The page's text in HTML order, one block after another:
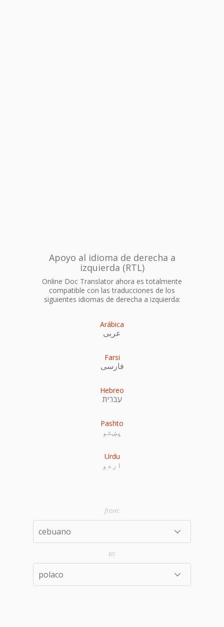
Apoyo al idioma de derecha a
izquierda (RTL)
Online Doc Translator ahora es totalmente
compatible con las traducciones de los
siguientes idiomas de derecha a izquierda:
Arábica
عربى
Farsi
فارسی
Hebreo
עִברִית
Pashto
پښتو
Urdu
اردو